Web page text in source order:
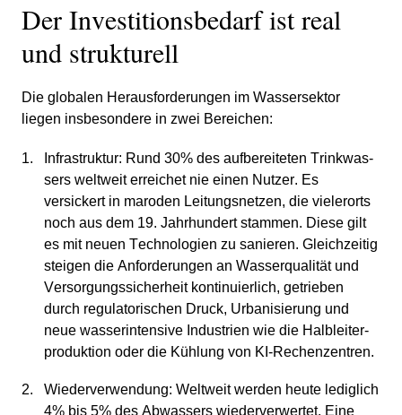
Der Investi­ti­ons­be­darf ist real
und struk­tu­rell
Die globalen Heraus­for­de­rungen im Wasser­sektor
liegen insbe­son­dere in zwei Berei­chen:
Infra­struktur: Rund 30% des aufbe­rei­teten Trink­was­
sers weltweit errei­chet nie einen Nutzer. Es
versickert in maroden Leitungs­netzen, die vieler­orts
noch aus dem 19. Jahrhun­dert stammen. Diese gilt
es mit neuen Techno­lo­gien zu sanieren. Gleich­zeitig
steigen die Anfor­de­rungen an Wasser­qua­lität und
Versor­gungs­si­cher­heit konti­nu­ier­lich, getrieben
durch regula­to­ri­schen Druck, Urbani­sie­rung und
neue wasser­in­ten­sive Industrien wie die Halblei­ter­
pro­duk­tion oder die Kühlung von KI-Rechen­zen­tren.
Wieder­ver­wen­dung: Weltweit werden heute ledig­lich
4% bis 5% des Abwas­sers wieder­ver­wertet. Eine